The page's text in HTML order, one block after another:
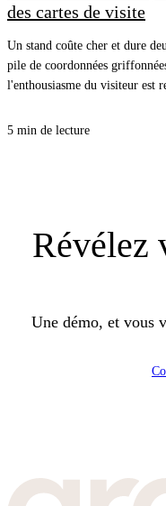
des cartes de visite
Un stand coûte cher et dure
pile de coordonnées
l'enthousiasme du visiteur est
logement pendant qu'il est
5 min de lecture
Révélez
Une démo, et vous